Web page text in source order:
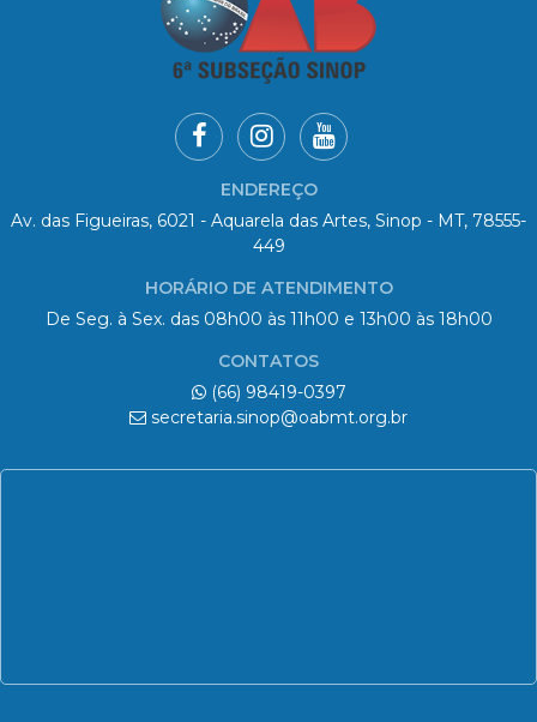
ENDEREÇO
Av. das Figueiras, 6021 - Aquarela das Artes, Sinop - MT, 78555-
449
HORÁRIO DE ATENDIMENTO
De Seg. à Sex. das 08h00 às 11h00 e 13h00 às 18h00
CONTATOS
(66) 98419-0397
secretaria.sinop@oabmt.org.br